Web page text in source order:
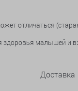
отличаться
здоровья малышей и
Доставка